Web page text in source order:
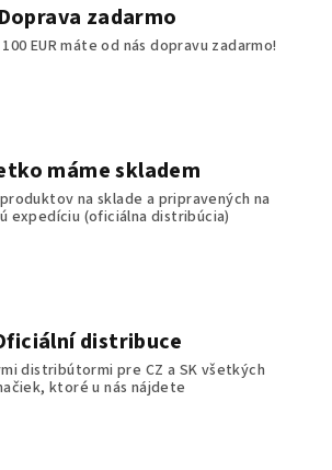
Doprava zadarmo
EUR máte od nás dopravu zadarmo!
máme skladem
na sklade a pripravených na
expedíciu (oficiálna distribúcia)
distribuce
distribútormi pre CZ a SK všetkých
ktoré u nás nájdete